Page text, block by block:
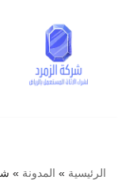
المحتوى
الرئيسية » المدونة »